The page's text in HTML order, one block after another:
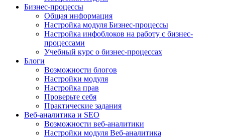
Бизнес-процессы
Общая информация
Настройка модуля Бизнес-процессы
Настройка инфоблоков на работу с бизнес-
процессами
Учебный курс о бизнес-процессах
Блоги
Возможности блогов
Настройки модуля
Настройка прав
Проверьте себя
Практические задания
Веб-аналитика и SEO
Возможности веб-аналитики
Настройки модуля Веб-аналитика